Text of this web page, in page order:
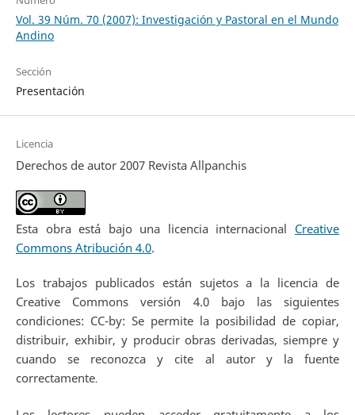
Vol. 39 Núm. 70 (2007): Investigación y Pastoral en el Mundo
Andino
Sección
Presentación
Licencia
Derechos de autor 2007 Revista Allpanchis
Esta obra está bajo una licencia internacional Creative
Commons Atribución 4.0.
Los trabajos publicados están sujetos a la licencia de
Creative Commons versión 4.0 bajo las siguientes
condiciones: CC-by: Se permite la posibilidad de copiar,
distribuir, exhibir, y producir obras derivadas, siempre y
cuando se reconozca y cite al autor y la fuente
correctamente.